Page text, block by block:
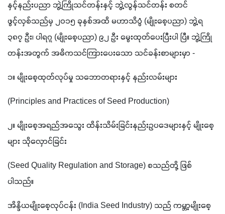
နှင့်နည်းပညာ ဘွဲ့ကြိုသင်တန်းနှင့် ဘွဲ့လွန်သင်တန်း စတင်
ဖွင့်လှစ်သည်မှ ၂၀၁၅ ခုနှစ်အထိ မဟာသိပ္ပံ (မျိုးစေ့ပညာ) ဘွဲ့ရ
၃၈၇ ဦး၊ ပါရဂူ (မျိုးစေ့ပညာ) ၉၂ ဦး မွေးထုတ်ပေးပြီးပါ ပြီ။ ဘွဲ့ကြို
တန်းအတွက် အဓိကသင်ကြားပေးသော သင်ခန်းစာများမှာ -
၁။ မျိုးစေ့ထုတ်လုပ်မှု သဘောတရားနှင့် နည်းလမ်းများ
(Principles and Practices of Seed Production)
၂။ မျိုးစေ့အရည်အသွေး ထိန်းသိမ်းခြင်းနည်းဥပဒေများနှင့် မျိုးစေ့
များ သိုလှောင်ခြင်း
(Seed Quality Regulation and Storage) စသည်တို့ ဖြစ်
ပါသည်။
အိန္ဒိယမျိုးစေ့လုပ်ငန်း (India Seed Industry) သည် ကမ္ဘာ့မျိုးစေ့